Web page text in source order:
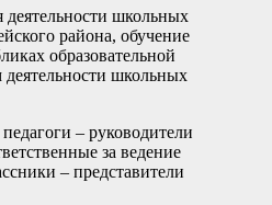
деятельности школьных
района, обучение
образовательной
школьных
– руководители
за ведение
– представители